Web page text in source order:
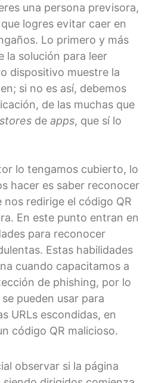
una persona previsora,
logres evitar caer en
Lo primero y más
la solución para leer
dispositivo muestre la
si no es así, debemos
de las muchas que
stores de apps, que sí lo
lo tengamos cubierto, lo
hacer es saber reconocer
nos redirige el código QR
En este punto entran en
para reconocer
Estas habilidades
cuando capacitamos a
de phishing, por lo
pueden usar para
URLs escondidas, en
código QR malicioso.
observar si la página